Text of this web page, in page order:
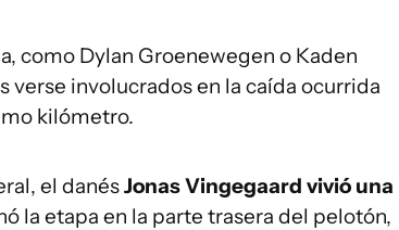
como Dylan Groenewegen o Kaden
verse involucrados en la caída ocurrida
kilómetro.
el danésJonas Vingegaard vivió una
la etapa en la parte trasera del pelotón,